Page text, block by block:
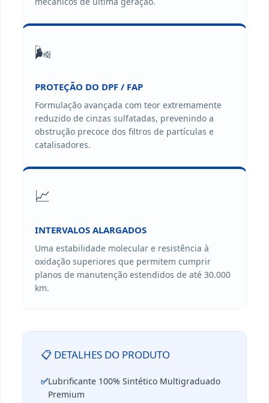
🌬️
PROTEÇÃO DO DPF / FAP
Formulação avançada com teor extremamente
reduzido de cinzas sulfatadas, prevenindo a
obstrução precoce dos filtros de partículas e
catalisadores.
📈
INTERVALOS ALARGADOS
Uma estabilidade molecular e resistência à
oxidação superiores que permitem cumprir
planos de manutenção estendidos de até 30.000
km.
📋 DETALHES DO PRODUTO
✅Lubrificante 100% Sintético Multigraduado
Premium